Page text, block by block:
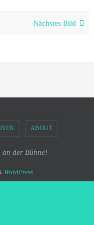
Nächstes Bild
ABOUT
an der Bühne!
WordPress.